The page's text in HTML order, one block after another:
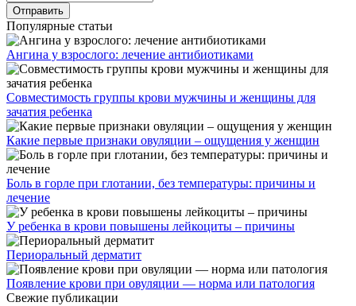
Популярные статьи
Ангина у взрослого: лечение антибиотиками
Совместимость группы крови мужчины и женщины для
зачатия ребенка
Какие первые признаки овуляции – ощущения у женщин
Боль в горле при глотании, без температуры: причины и
лечение
У ребенка в крови повышены лейкоциты – причины
Периоральный дерматит
Появление крови при овуляции — норма или патология
Свежие публикации